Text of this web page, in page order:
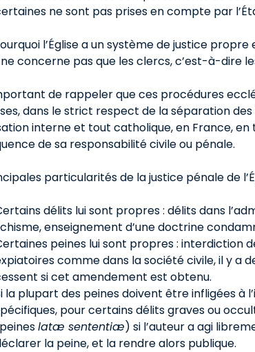
ne sont pas prises en compte par
l’Église a un système de justice
concerne pas que les clercs, c’est-à-dire
de rappeler que ces procédures
dans le strict respect de la séparation
interne et tout catholique, en France,
de sa responsabilité civile ou pénale.
particularités de la justice pénale de
délits lui sont propres : délits dans
enseignement d’une doctrine
peines lui sont propres : interdiction
comme dans la société civile, il y a
si cet amendement est obtenu.
la plupart des peines doivent être infligées à
pour certains délits graves ou
latæ sententiæ) si l’auteur a agi
la peine, et la rendre alors publique.